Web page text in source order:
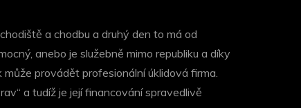
a chodbu a druhý den to má od
anebo je služebně mimo republiku a díky
provádět profesionální úklidová firma.
a tudíž je její financování spravedlivě